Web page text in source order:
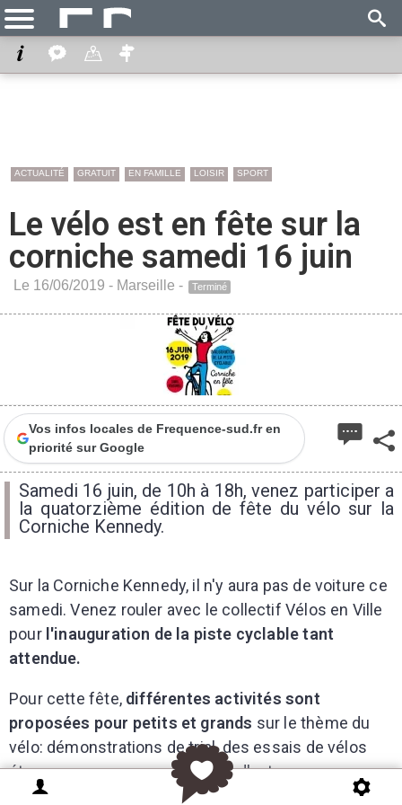
ACTUALITÉ GRATUIT EN FAMILLE LOISIR SPORT
Le vélo est en fête sur la
corniche samedi 16 juin
Le 16/06/2019 - Marseille - Terminé
Vos infos locales de Frequence-sud.fr en
priorité sur Google
Samedi 16 juin, de 10h à 18h, venez participer a
la quatorzième édition de fête du vélo sur la
Corniche Kennedy.
Sur la Corniche Kennedy, il n'y aura pas de voiture ce
samedi. Venez rouler avec le collectifVélos en Ville
pour l'inauguration de la piste cyclable tant
attendue.
Pour cette fête, différentes activités sont
proposées pour petits et grands sur le thème du
vélo: démonstrations de trial, des essais de vélos
étranges, nouveaux, anciens et d'autres encores.
Toutes ces activités seront accompagnées de